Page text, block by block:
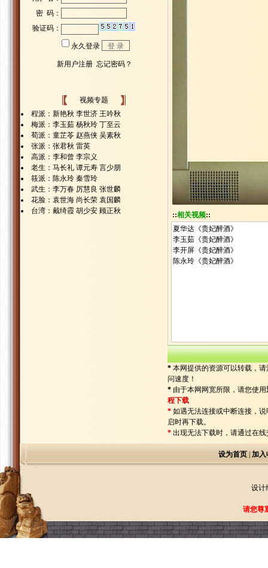
视频专题
程派：新艳秋 李世济 王吟秋
梅派：李玉茹 杨秋玲 丁至云
荀派：童芷苓 赵燕侠 吴素秋
张派：张君秋 雷英
高派：李和曾 李宗义
老生：马长礼 谭元寿 言少朋
筱派：陈永玲 秦雪玲
武生：李万春 厉慧良 张世麟
花脸：袁世海 尚长荣 袁国麟
台湾：戴绮霞 胡少安 顾正秋
::相关视频::
夏华达《贵妃醉酒》
李玉茹《贵妃醉酒》
李开屏《贵妃醉酒》
陈永玲《贵妃醉酒》
* 本网提供的资源可以转载，
问速度！
* 由于本网网宽所限，请您使用
程下载
* 如遇无法连接或中断连接，
启时再下载。
* 出现无法下载时，请通过在
设为首页| 加入
设计
请您尊